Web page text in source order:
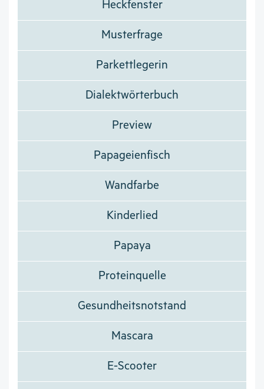
Heckfenster
Musterfrage
Parkettlegerin
Dialektwörterbuch
Preview
Papageienfisch
Wandfarbe
Kinderlied
Papaya
Proteinquelle
Gesundheitsnotstand
Mascara
E-Scooter